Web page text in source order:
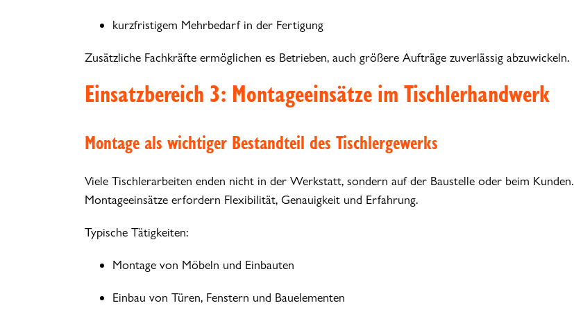
kurzfristigem Mehrbedarf in der Fertigung
Zusätzliche Fachkräfte ermöglichen es Betrieben, auch größere Aufträge zuverlässig abzuwickeln.
Einsatzbereich 3: Montageeinsätze im Tischlerhandwerk
Montage als wichtiger Bestandteil des Tischlergewerks
Viele Tischlerarbeiten enden nicht in der Werkstatt, sondern auf der Baustelle oder beim Kunden.
Montageeinsätze erfordern Flexibilität, Genauigkeit und Erfahrung.
Typische Tätigkeiten:
Montage von Möbeln und Einbauten
Einbau von Türen, Fenstern und Bauelementen